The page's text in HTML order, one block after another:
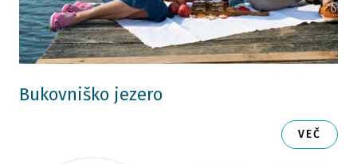
Bukovniško jezero
VEČ